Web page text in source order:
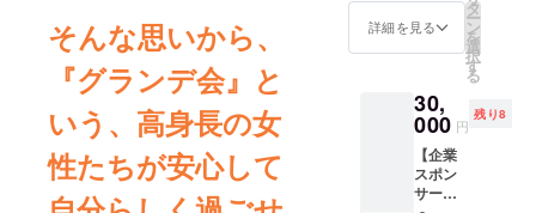
そんな思いから、
『グランデ会』と
いう、高身長の女
性たちが安心して
するこ
とがで
きま
れまで
コーチ
ングを
してい
た秋葉
に仕事
詳細を見る
タ
ー
ン
を
選
択
す
る
30,
000 円
残り8
【企業
スポン
サー】